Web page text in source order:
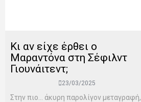
Κι αν είχε έρθει ο
Μαραντόνα στη Σέφιλντ
Γιουνάιτεντ;
23/03/2025
Στην πιο… άκυρη παρολίγον μεταγραφή,